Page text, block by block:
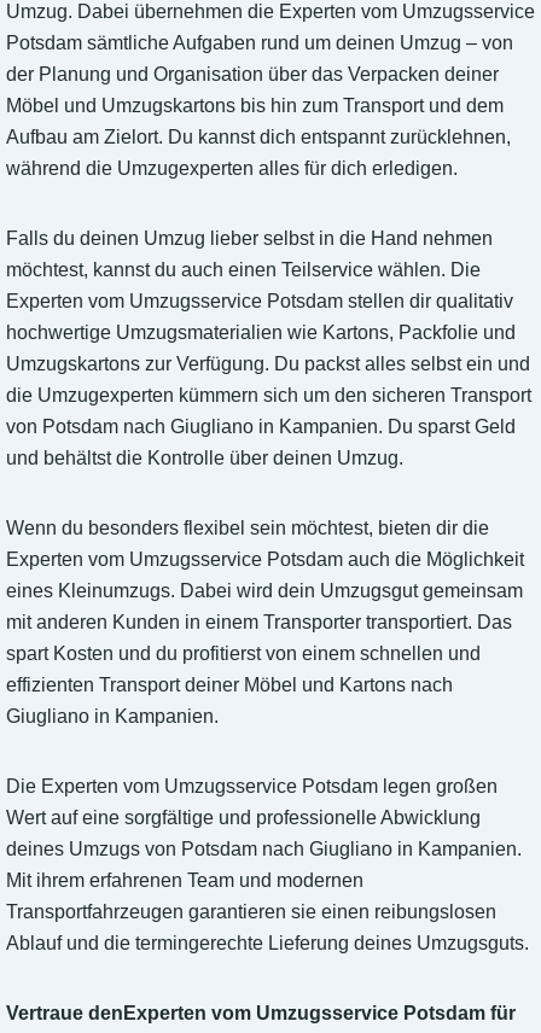
Umzug. Dabei übernehmen die Experten vom Umzugsservice
Potsdam sämtliche Aufgaben rund um deinen Umzug – von
der Planung und Organisation über das Verpacken deiner
Möbel und Umzugskartons bis hin zum Transport und dem
Aufbau am Zielort. Du kannst dich entspannt zurücklehnen,
während die Umzugexperten alles für dich erledigen.
Falls du deinen Umzug lieber selbst in die Hand nehmen
möchtest, kannst du auch einen Teilservice wählen. Die
Experten vom Umzugsservice Potsdam stellen dir qualitativ
hochwertige Umzugsmaterialien wie Kartons, Packfolie und
Umzugskartons zur Verfügung. Du packst alles selbst ein und
die Umzugexperten kümmern sich um den sicheren Transport
von Potsdam nach Giugliano in Kampanien. Du sparst Geld
und behältst die Kontrolle über deinen Umzug.
Wenn du besonders flexibel sein möchtest, bieten dir die
Experten vom Umzugsservice Potsdam auch die Möglichkeit
eines Kleinumzugs. Dabei wird dein Umzugsgut gemeinsam
mit anderen Kunden in einem Transporter transportiert. Das
spart Kosten und du profitierst von einem schnellen und
effizienten Transport deiner Möbel und Kartons nach
Giugliano in Kampanien.
Die Experten vom Umzugsservice Potsdam legen großen
Wert auf eine sorgfältige und professionelle Abwicklung
deines Umzugs von Potsdam nach Giugliano in Kampanien.
Mit ihrem erfahrenen Team und modernen
Transportfahrzeugen garantieren sie einen reibungslosen
Ablauf und die termingerechte Lieferung deines Umzugsguts.
Vertraue denExperten vom Umzugsservice Potsdam für